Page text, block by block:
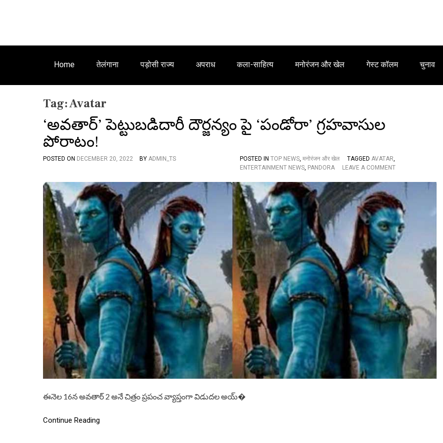
Home तेलंगाना पड़ोसी राज्य अपराध कला-साहित्य मनोरंजन और खेल गेस्ट कॉलम चुनाव
Tag:Avatar
‘అవతార్’ పెట్టుబడిదారీ దౌర్జన్యం పై ‘పండోరా’ గ్రహవాసుల
పోరాటం!
POSTED ON DECEMBER 20, 2022 BY ADMIN_TS POSTED IN TOP NEWS, मनोरंजन और खेल TAGGED AVATAR,
ENTERTAINMENT NEWS, PANDORA LEAVE A COMMENTO
అ
వ
తా
ర్
’
పె
ట్టు
రీ
దౌ
ర్జ
న్యం
పై
హ
ఈనెల 16న అవతార్ 2 అనే చిత్రం ప్రపంచ వ్యాప్తంగా విడుదల అయ్�
Continue Reading